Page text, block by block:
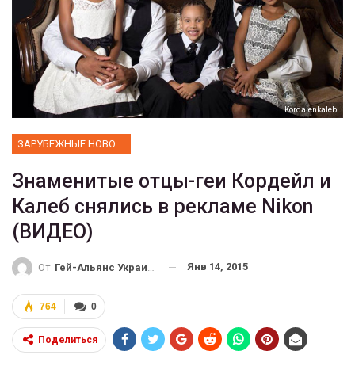
Kordalenkaleb
Знаменитые отцы-геи Кордейл и
Калеб снялись в рекламе Nikon
(ВИДЕО)
От Гей-Альянс Украина Янв 14, 2015
0
764
Поделиться